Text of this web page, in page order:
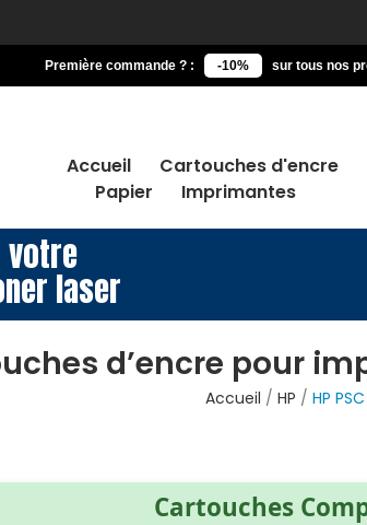
Première commande ? : -10% sur tous nos
Accueil Cartouches d'encre
Papier
Imprimantes
votre
laser
d’encre pour
Accueil HP
HP
Cartouches